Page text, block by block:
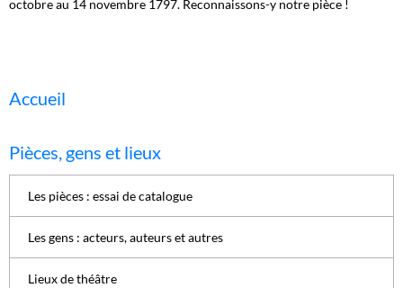
octobre au 14 novembre 1797. Reconnaissons-y notre pièce !
Accueil
Pièces, gens et lieux
Les pièces : essai de catalogue
Les gens : acteurs, auteurs et autres
Lieux de théâtre